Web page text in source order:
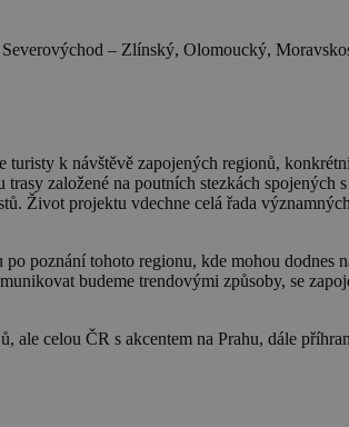
– Zlínský, Olomoucký,
k návštěvě zapojených regionů,
založené na poutních stezkách
Život projektu vdechne celá řada
poznání tohoto regionu, kde mohou
budeme trendovými způsoby, se
celou ČR s akcentem na Prahu, dále